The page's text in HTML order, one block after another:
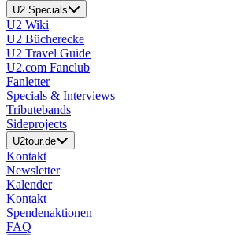
U2 Specials
U2 Wiki
U2 Bücherecke
U2 Travel Guide
U2.com Fanclub
Fanletter
Specials & Interviews
Tributebands
Sideprojects
U2tour.de
Kontakt
Newsletter
Kalender
Kontakt
Spendenaktionen
FAQ